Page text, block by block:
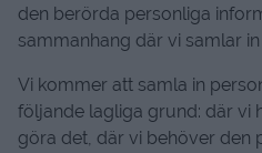
den berörda personliga
sammanhang där vi samlar
Vi kommer att samla in
följande lagliga grund: där vi
göra det, där vi behöver den